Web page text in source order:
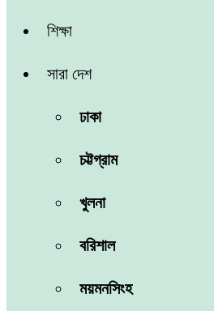
শিক্ষা
সারা দেশ
ঢাকা
চট্টগ্রাম
খুলনা
বরিশাল
ময়মনসিংহ